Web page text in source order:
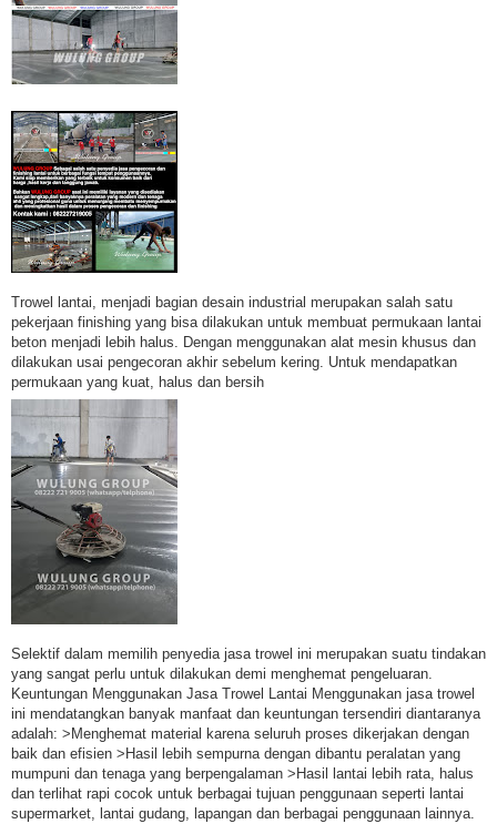
Trowel lantai, menjadi bagian desain industrial merupakan salah satu
pekerjaan finishing yang bisa dilakukan untuk membuat permukaan lantai
beton menjadi lebih halus. Dengan menggunakan alat mesin khusus dan
dilakukan usai pengecoran akhir sebelum kering. Untuk mendapatkan
permukaan yang kuat, halus dan bersih
Selektif dalam memilih penyedia jasa trowel ini merupakan suatu tindakan
yang sangat perlu untuk dilakukan demi menghemat pengeluaran.
Keuntungan Menggunakan Jasa Trowel Lantai Menggunakan jasa trowel
ini mendatangkan banyak manfaat dan keuntungan tersendiri diantaranya
adalah: >Menghemat material karena seluruh proses dikerjakan dengan
baik dan efisien >Hasil lebih sempurna dengan dibantu peralatan yang
mumpuni dan tenaga yang berpengalaman >Hasil lantai lebih rata, halus
dan terlihat rapi cocok untuk berbagai tujuan penggunaan seperti lantai
supermarket, lantai gudang, lapangan dan berbagai penggunaan lainnya.